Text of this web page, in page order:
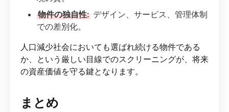
物件の独自性: デザイン、サービス、管理体制
での差別化。
人口減少社会においても選ばれ続ける物件である
か、という厳しい目線でのスクリーニングが、将来
の資産価値を守る鍵となります。
まとめ